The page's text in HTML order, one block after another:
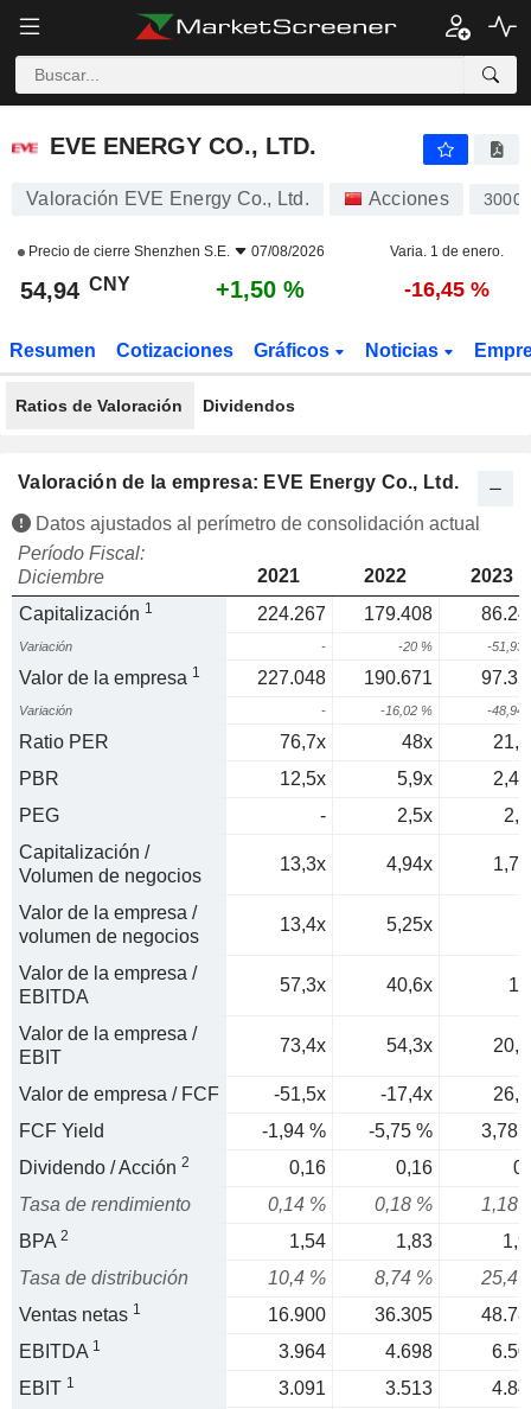
EVE ENERGY CO., LTD.
EVE ENERGY CO., LTD.
Valoración EVE Energy Co., Ltd. Acciones
Precio de cierre Shenzhen S.E. 07/08/2026 Varia. 1 de enero.
54,94 CNY +1,50 % -16,45 %
Resumen Cotizaciones Gráficos Noticias
Ratios de Valoración Dividendos
Valoración de la empresa: EVE Energy Co., Ltd.
Datos ajustados al perímetro de consolidación actual
Período Fiscal:
Diciembre
2021 2022
2023
Capitalización 1 224.267 179.408
Variación - -20 % -51,93
Valor de la empresa 1 227.048 190.671
Variación - -16,02 % -48,94
Ratio PER 76,7x 48x
PBR
12,5x 5,9x
PEG
- 2,5x
Capitalización /
Volumen de negocios
13,3x 4,94x
Valor de la empresa /
volumen de negocios
13,4x 5,25x
Valor de la empresa /
EBITDA
57,3x 40,6x
Valor de la empresa /
EBIT
73,4x 54,3x
Valor de empresa / FCF -51,5x -17,4x
FCF Yield
-1,94 % -5,75 %
3,78
Dividendo / Acción 2 0,16 0,16
Tasa de rendimiento
0,14 % 0,18 %
1,18
BPA 2 1,54 1,83
Tasa de distribución
10,4 % 8,74 %
25,4
Ventas netas 1 16.900 36.305
EBITDA 1 3.964 4.698
EBIT 1 3.091 3.513